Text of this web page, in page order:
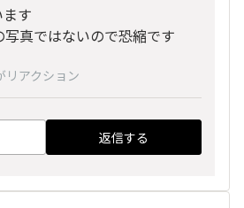
す
真ではないので恐縮です
リアクション
返信する